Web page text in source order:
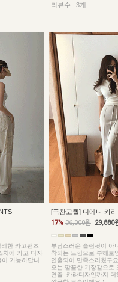
리뷰수 : 3개
한 카고팬츠
처에 카고 디자
가능하답니
[극찬고퀄] 디에나 카
17% 36,000원 29,880
부담스러운 슬림핏이 아
착되는 느낌으로 부해보
연출되어 만족스러웠구
오는 깔끔한 기장감으로
연출- 카라디자인까지 더